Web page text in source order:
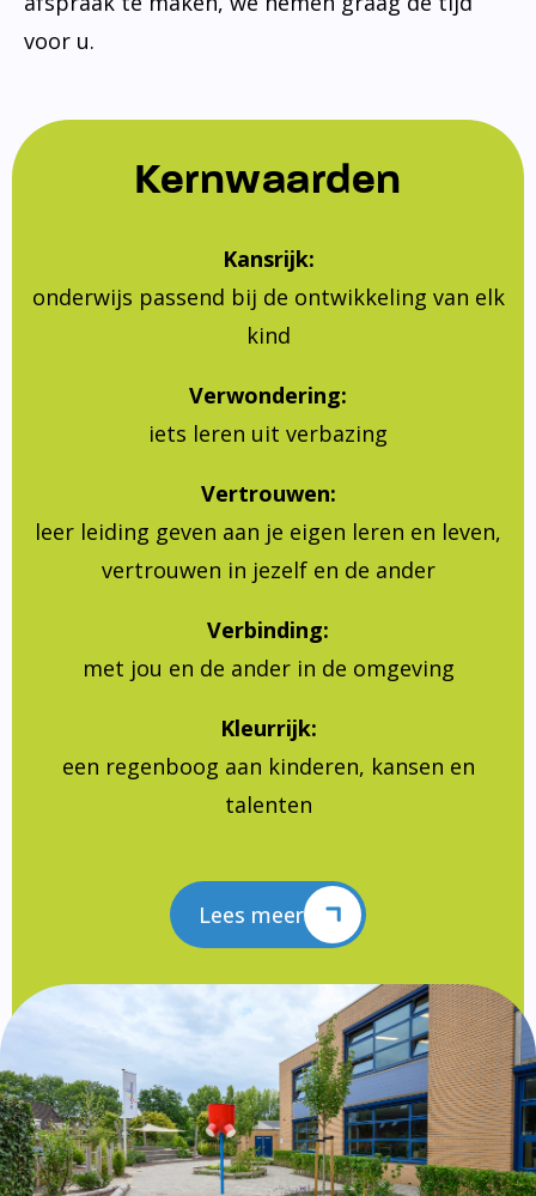
voor u.
Kernwaarden
Kansrijk:
onderwijs passend bij de ontwikkeling van elk
kind
Verwondering:
iets leren uit verbazing
Vertrouwen:
leer leiding geven aan je eigen leren en leven,
vertrouwen in jezelf en de ander
Verbinding:
met jou en de ander in de omgeving
Kleurrijk:
een regenboog aan kinderen, kansen en
talenten
Lees meer